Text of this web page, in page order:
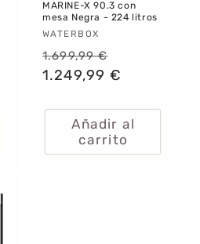
MARINE-X 90.3 con
mesa Negra - 224 litros
Proveedor:
WATERBOX
Precio
habitual
1.699,99 €
de
1.249,99 €
Añadir al
carrito